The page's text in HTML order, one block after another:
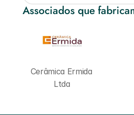
Associados que
Cerâmica Ermida
Ltda